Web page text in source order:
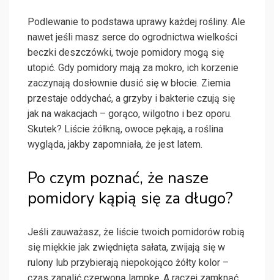
Podlewanie to podstawa uprawy każdej rośliny. Ale
nawet jeśli masz serce do ogrodnictwa wielkości
beczki deszczówki, twoje pomidory mogą się
utopić. Gdy pomidory mają za mokro, ich korzenie
zaczynają dosłownie dusić się w błocie. Ziemia
przestaje oddychać, a grzyby i bakterie czują się
jak na wakacjach – gorąco, wilgotno i bez oporu.
Skutek? Liście żółkną, owoce pękają, a roślina
wygląda, jakby zapomniała, że jest latem.
Po czym poznać, że nasze
pomidory kąpią się za długo?
Jeśli zauważasz, że liście twoich pomidorów robią
się miękkie jak zwiędnięta sałata, zwijają się w
rulony lub przybierają niepokojąco żółty kolor –